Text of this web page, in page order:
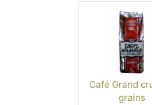
Café Grand
grains